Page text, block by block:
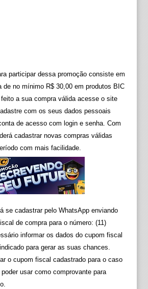
participar dessa promoção consiste em
de no mínimo R$ 30,00 em produtos BIC
a sua compra válida acesse o site
com os seus dados pessoais
de acesso com login e senha. Com
cadastrar novas compras válidas
com mais facilidade.
se cadastrar pelo WhatsApp enviando
de compra para o número: (11)
informar os dados do cupom fiscal
para gerar as suas chances.
o cupom fiscal cadastrado para o caso
usar como comprovante para